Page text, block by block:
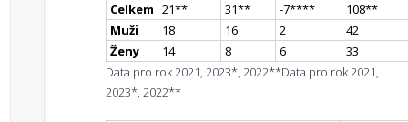
Celkem 21** 31** -7**** 108**
Muži
18 16 2
42
Ženy
14 8 6
33
Data pro rok 2021, 2023*, 2022**Data pro rok 2021,
2023*, 2022**